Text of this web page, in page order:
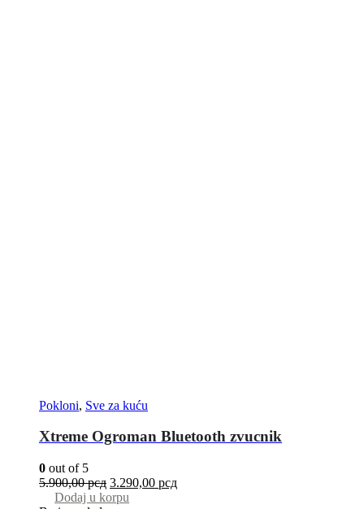
Pokloni, Sve za kuću
Xtreme Ogroman Bluetooth zvucnik
0 out of 5
5.900,00рсд 3.290,00 рсд
Dodaj u korpu